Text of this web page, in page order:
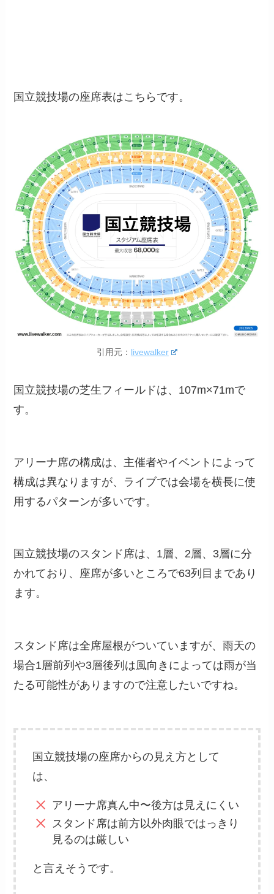
国立競技場の座席表はこちらです。
引用元： livewalker
国立競技場の芝生フィールドは、107m×71mで
す。
アリーナ席の構成は、主催者やイベントによって
構成は異なりますが、ライブでは会場を横長に使
用するパターンが多いです。
国立競技場のスタンド席は、1層、2層、3層に分
かれており、座席が多いところで63列目まであり
ます。
スタンド席は全席屋根がついていますが、雨天の
場合1層前列や3層後列は風向きによっては雨が当
たる可能性がありますので注意したいですね。
国立競技場の座席からの見え方として
は、
アリーナ席真ん中〜後方は見えにくい
スタンド席は前方以外肉眼ではっきり
見るのは厳しい
と言えそうです。